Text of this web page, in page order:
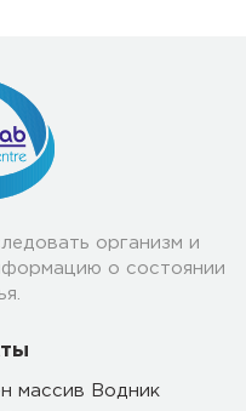
организм и
о состоянии
массив Водник